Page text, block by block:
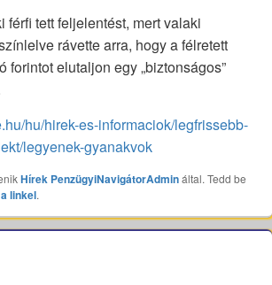
férfi tett feljelentést, mert valaki
rávette arra, hogy a félretett
forintot elutaljon egy „biztonságos”
hu/hirek-es-informaciok/legfrissebb-
legyenek-gyanakvok
Hírek PenzügyiNavigátorAdmináltal. Tedd be
linkel.